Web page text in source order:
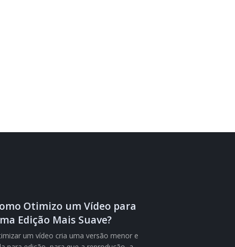
Otimizo um Vídeo para
Edição Mais Suave?
um vídeo cria uma versão menor e